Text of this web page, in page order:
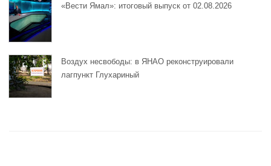
«Вести Ямал»: итоговый выпуск от 02.08.2026
Воздух несвободы: в ЯНАО реконструировали
лагпункт Глухариный